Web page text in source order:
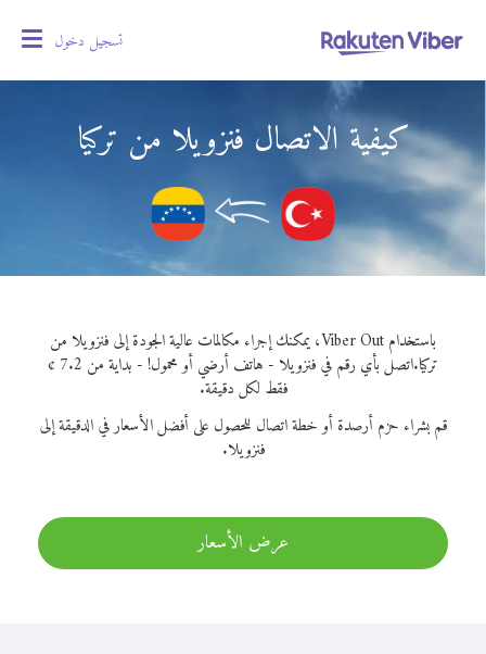
تسجيل دخول
كيفية الاتصال فنزويلا من تركيا
باستخدام Viber Out، يمكنك إجراء مكالمات عالية الجودة إلى فنزويلا من
تركيا.
اتصل بأي رقم في فنزويلا - هاتف أرضي أو محمول! - بداية من 7.2 ¢
فقط لكل دقيقة.
قم بشراء حزم أرصدة أو خطة اتصال للحصول على أفضل الأسعار في الدقيقة إلى
فنزويلا.
عرض الأسعار